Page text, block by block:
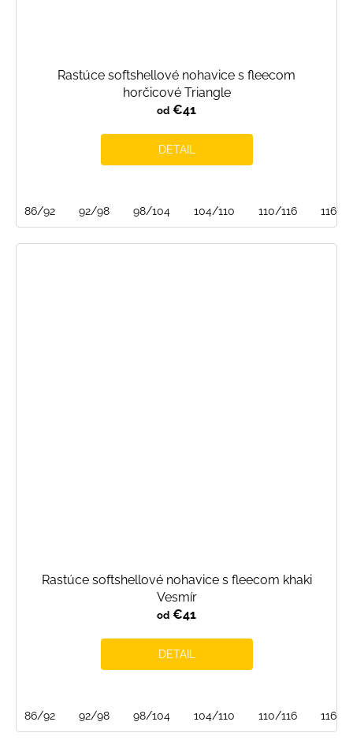
Rastúce softshellové nohavice s fleecom
horčicové Triangle
od €41
DETAIL
86/92 92/98 98/104 104/110 110/116 116/
Rastúce softshellové nohavice s fleecom khaki
Vesmír
od €41
DETAIL
86/92 92/98 98/104 104/110 110/116 116/